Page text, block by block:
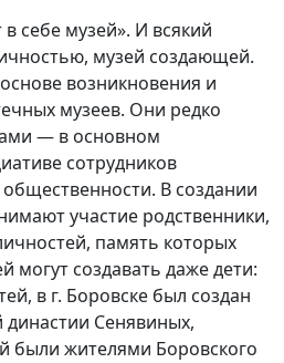
себе музей». И всякий
музей создающей.
возникновения и
музеев. Они редко
— в основном
сотрудников
В создании
участие родственники,
память которых
могут создавать даже дети:
в г. Боровске был создан
Сенявиных,
были жителями Боровского